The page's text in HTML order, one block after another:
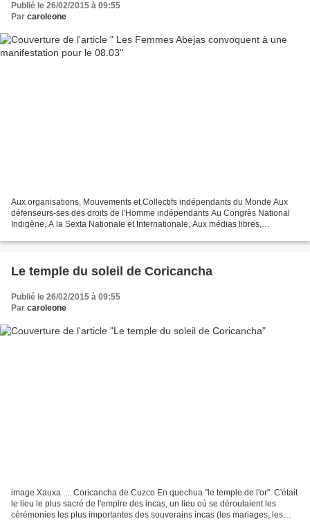
Publié le 26/02/2015 à 09:55
Par caroleone
Aux organisations, Mouvements et Collectifs indépendants du Monde Aux
défenseurs-ses des droits de l'Homme indépendants Au Congrès National
Indigène, A la Sexta Nationale et Internationale, Aux médias libres,
Le temple du soleil de Coricancha
Publié le 26/02/2015 à 09:55
Par caroleone
image Xauxa .... Coricancha de Cuzco En quechua "le temple de l'or". C'était
le lieu le plus sacré de l'empire des incas, un lieu où se déroulaient les
cérémonies les plus importantes des souverains incas (les mariages, les